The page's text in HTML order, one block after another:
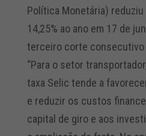
Política Monetária) reduziu
14,25% ao ano em 17 de
terceiro corte
“Para o setor
taxa Selic tende a
e reduzir os custos
capital de giro e aos